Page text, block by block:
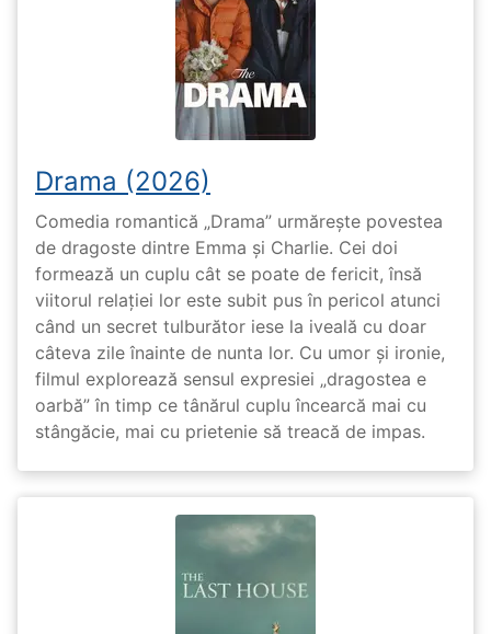
Drama (2026)
Comedia romantică „Drama” urmărește povestea
de dragoste dintre Emma și Charlie. Cei doi
formează un cuplu cât se poate de fericit, însă
viitorul relației lor este subit pus în pericol atunci
când un secret tulburător iese la iveală cu doar
câteva zile înainte de nunta lor. Cu umor și ironie,
filmul explorează sensul expresiei „dragostea e
oarbă” în timp ce tânărul cuplu încearcă mai cu
stângăcie, mai cu prietenie să treacă de impas.